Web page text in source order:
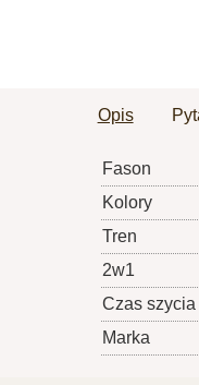
Opis
Fason
Kolory
Tren
2w1
Czas szycia
Marka